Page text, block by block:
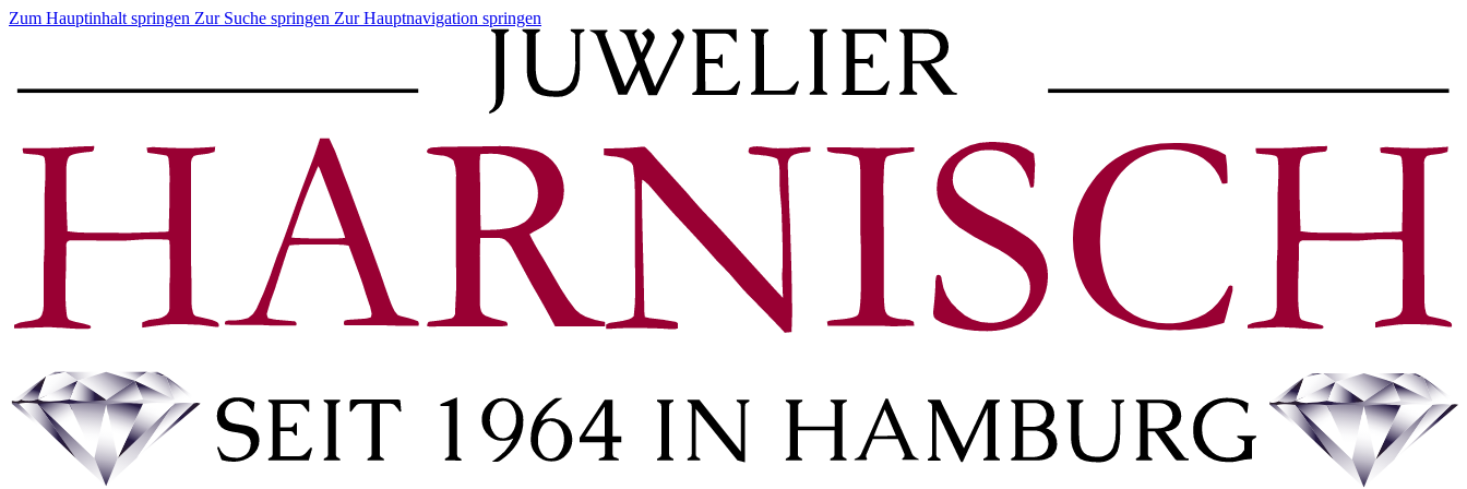
Zum Hauptinhalt springen Zur Suche springen Zur Hauptnavigation springen